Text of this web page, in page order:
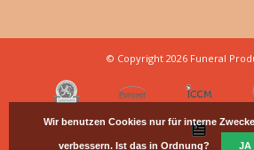
© Copyright 2026 Funeral
Wir benutzen Cookies nur für interne
verbessern. Ist das in Ordnung? JA